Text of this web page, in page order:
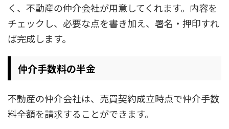
く、不動産の仲介会社が用意してくれます。内容を
チェックし、必要な点を書き加え、署名・押印すれ
ば完成します。
仲介手数料の半金
不動産の仲介会社は、売買契約成立時点で仲介手数
料全額を請求することができます。